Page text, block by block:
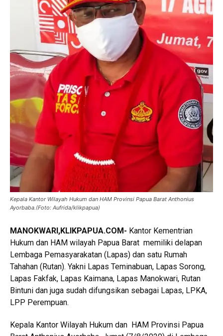
Kepala Kantor Wilayah Hukum dan HAM Provinsi Papua Barat Anthonius
Ayorbaba.(Foto: Aufrida/klikpapua)
MANOKWARI,KLIKPAPUA.COM- Kantor Kementrian
Hukum dan HAM wilayah Papua Barat memiliki delapan
Lembaga Pemasyarakatan (Lapas) dan satu Rumah
Tahahan (Rutan). Yakni Lapas Teminabuan, Lapas Sorong,
Lapas Fakfak, Lapas Kaimana, Lapas Manokwari, Rutan
Bintuni dan juga sudah difungsikan sebagai Lapas, LPKA,
LPP Perempuan.
Kepala Kantor Wilayah Hukum dan HAM Provinsi Papua